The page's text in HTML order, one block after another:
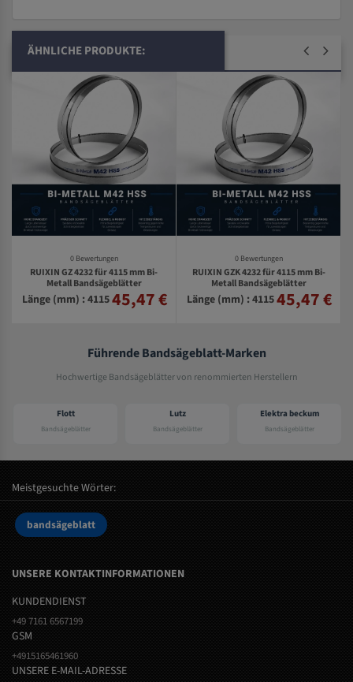
ÄHNLICHE PRODUKTE:
0 Bewertungen
RUIXIN GZ 4232 für 4115 mm Bi-
Metall Bandsägeblätter
Länge (mm) : 411545,47 €
0 Bewertungen
RUIXIN GZK 4232 für 4115 mm Bi-
Metall Bandsägeblätter
Länge (mm) : 411545,47 €
Führende Bandsägeblatt-Marken
Hochwertige Bandsägeblätter von renommierten Herstellern
Flott
Bandsägeblätter
Lutz
Bandsägeblätter
Elektra beckum
Bandsägeblätter
Meistgesuchte Wörter:
bandsägeblatt
UNSERE KONTAKTINFORMATIONEN
KUNDENDIENST
+49 7161 6567199
GSM
+4915165461960
UNSERE E-MAIL-ADRESSE